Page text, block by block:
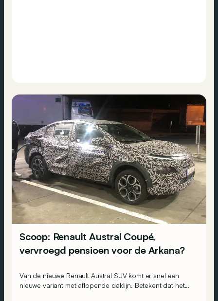
Scoop: Renault Austral Coupé,
vervroegd pensioen voor de Arkana?
Van de nieuwe Renault Austral SUV komt er snel een
nieuwe variant met aflopende daklijn. Betekent dat het